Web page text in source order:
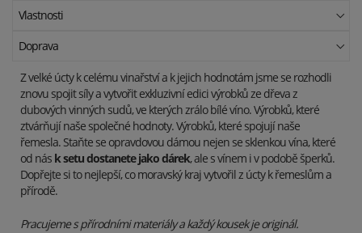
Vlastnosti
Doprava
Z velké úcty k celému vinařství a k jejich hodnotám jsme se rozhodli
znovu spojit síly a vytvořit exkluzivní edici výrobků ze dřeva z
dubových vinných sudů, ve kterých zrálo bílé víno. Výrobků, které
ztvárňují naše společné hodnoty. Výrobků, které spojují naše
řemesla. Staňte se opravdovou dámou nejen se sklenkou vína, které
od nás k setu dostanete jako dárek, ale s vínem i v podobě šperků.
Dopřejte si to nejlepší, co moravský kraj vytvořil z úcty k řemeslům a
přírodě.
Pracujeme s přírodními materiály a každý kousek je originál.